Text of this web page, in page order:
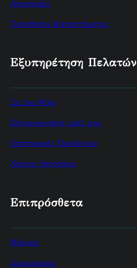
Αποστολές
Τοποθεσία Καταστήματος
Εξυπηρέτηση Πελατών
Σε ένα Φίλο
Επικοινωνήστε μαζί μας
Επιστροφές Προϊόντων
Χάρτης Ισοτόπου
Επιπρόσθετα
Μάρκες
Δωροκάρτες